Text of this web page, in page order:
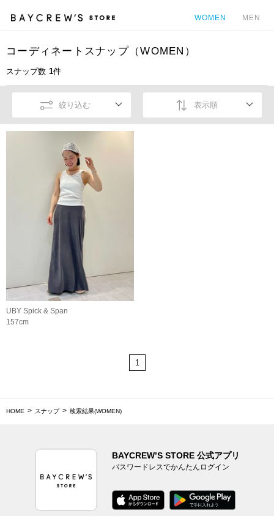
WOMEN MEN
コーディネートスナップ（WOMEN）
スナップ数 1件
絞り込む 表示順
UBY Spick & Span
157cm
1
HOME スナップ 検索結果(WOMEN)
BAYCREW’S STORE 公式アプリ
パスワードレスでかんたんログイン